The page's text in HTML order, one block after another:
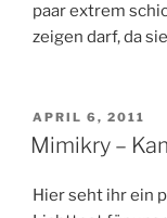
paar extrem
zeigen darf, da
VERÖFFENTLICHT
AM
APRIL 6, 2011
Mimikry –
Hier seht ihr ein